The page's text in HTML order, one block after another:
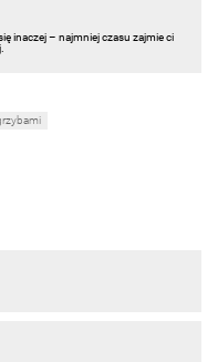
inaczej – najmniej czasu zajmie ci